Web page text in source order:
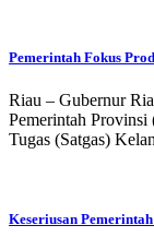
Pemerintah Fokus
Riau – Gubernur
Pemerintah Provinsi
Tugas (Satgas)
Keseriusan